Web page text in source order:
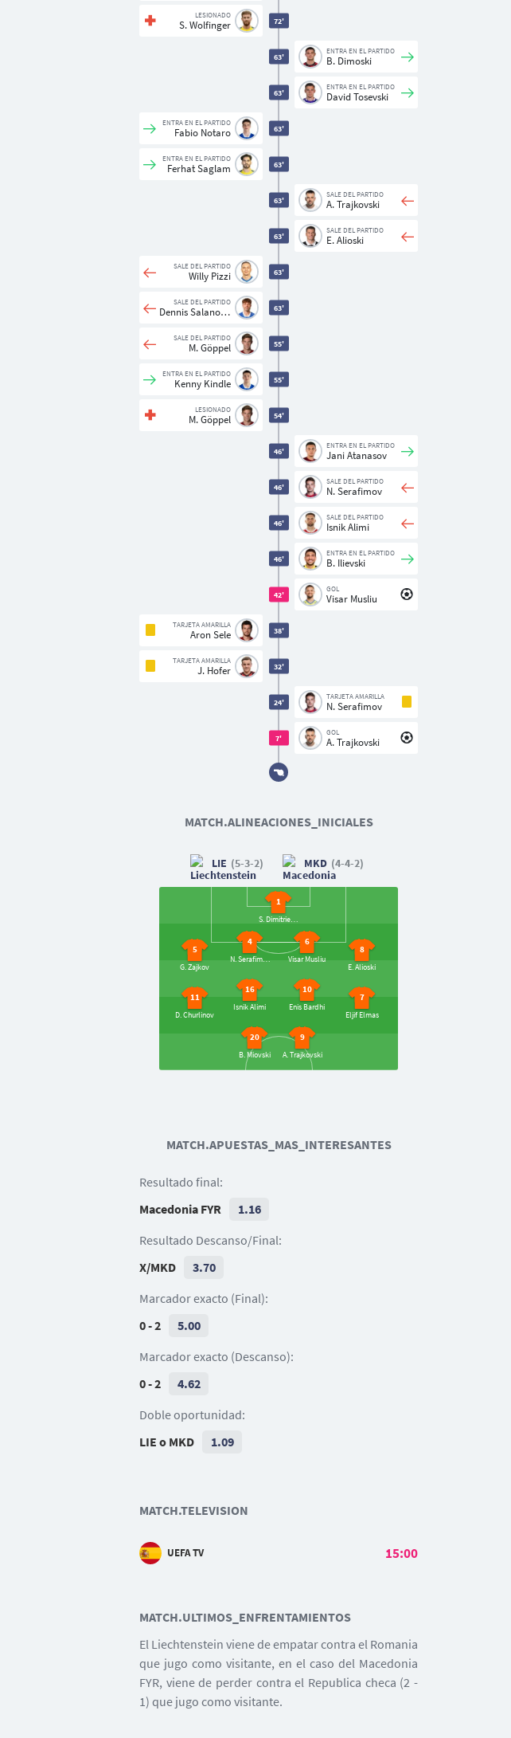
7'
GOL
A. Trajkovski
24'
TARJETA AMARILLA
N. Serafimov
32'
TARJETA AMARILLA
J. Hofer
38'
TARJETA AMARILLA
Aron Sele
42'
GOL
Visar Musliu
46'
ENTRA EN EL PARTIDO
B. Ilievski
46'
SALE DEL PARTIDO
Isnik Alimi
46'
SALE DEL PARTIDO
N. Serafimov
46'
ENTRA EN EL PARTIDO
Jani Atanasov
54'
LESIONADO
M. Göppel
55'
ENTRA EN EL PARTIDO
Kenny Kindle
55'
SALE DEL PARTIDO
M. Göppel
63'
SALE DEL PARTIDO
Dennis Salanović
63'
SALE DEL PARTIDO
Willy Pizzi
63'
SALE DEL PARTIDO
E. Alioski
63'
SALE DEL PARTIDO
A. Trajkovski
63'
ENTRA EN EL PARTIDO
Ferhat Saglam
63'
ENTRA EN EL PARTIDO
Fabio Notaro
63'
ENTRA EN EL PARTIDO
David Tosevski
63'
ENTRA EN EL PARTIDO
B. Dimoski
72'
LESIONADO
S. Wolfinger
MATCH.ALINEACIONES_INICIALES
LIE (5-3-2) MKD (4-4-2)
1
S. Dimitrievski
6
Visar Musliu
4
N. Serafimov
8
E. Alioski
5
G. Zajkov
10
Enis Bardhi
16
Isnik Alimi
7
Eljif Elmas
11
D. Churlinov
9
A. Trajkovski
20
B. Miovski
B. Büchel
18
8
Simon Luchinger
MATCH.APUESTAS_MAS_INTERESANTES
Resultado final:
Macedonia FYR
1.16
Resultado Descanso/Final:
X/MKD
3.70
Marcador exacto (Final):
0 - 2
5.00
Marcador exacto (Descanso):
0 - 2
4.62
Doble oportunidad:
LIE o MKD
1.09
MATCH.TELEVISION
UEFA TV 15:00
MATCH.ULTIMOS_ENFRENTAMIENTOS
El Liechtenstein viene de empatar contra el Romania
que jugo como visitante, en el caso del Macedonia
FYR, viene de perder contra el Republica checa (2 -
1) que jugo como visitante.